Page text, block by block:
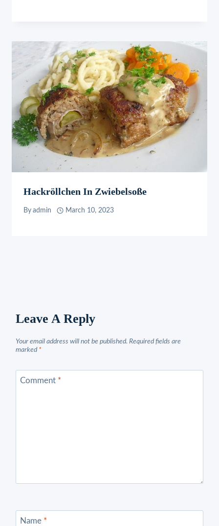
Hackröllchen In Zwiebelsoße
By admin March 10, 2023
Leave A Reply
Your email address will not be published. Required fields are
marked *
Comment *
Name *